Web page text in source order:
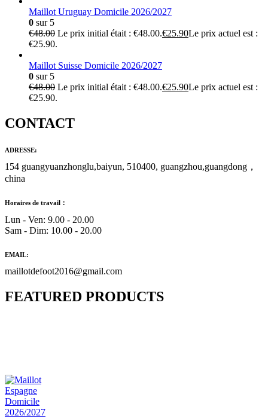
Maillot Uruguay Domicile 2026/2027
0 sur 5
€48.00 Le prix initial était : €48.00.€25.90Le prix actuel est :
€25.90.
Maillot Suisse Domicile 2026/2027
0 sur 5
€48.00 Le prix initial était : €48.00.€25.90Le prix actuel est :
€25.90.
CONTACT
ADRESSE:
154 guangyuanzhonglu,baiyun, 510400, guangzhou,guangdong，
china
Horaires de travail：
Lun - Ven: 9.00 - 20.00
Sam - Dim: 10.00 - 20.00
EMAIL:
maillotdefoot2016@gmail.com
FEATURED PRODUCTS